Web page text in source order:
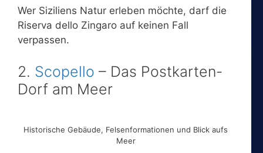
Wer Siziliens Natur erleben möchte, darf die
Riserva dello Zingaro auf keinen Fall
verpassen.
2. Scopello – Das Postkarten-
Dorf am Meer
Historische Gebäude, Felsenformationen und Blick aufs
Meer